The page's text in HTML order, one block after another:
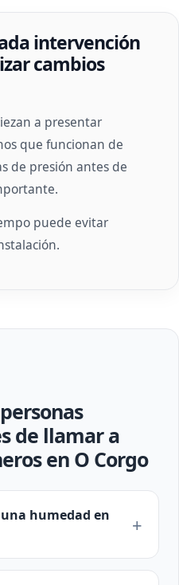
intervención
cambios
a presentar
que funcionan de
de presión antes de
puede evitar
de llamar a
en O Corgo
humedad en